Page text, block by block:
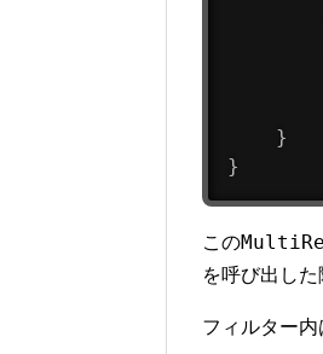
}
}
この
を呼び出した
フィルター内